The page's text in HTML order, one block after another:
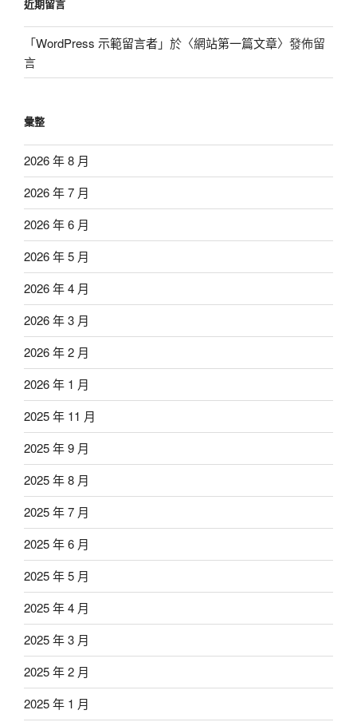
近期留言
「WordPress 示範留言者」於〈網站第一篇文章〉發佈留
言
彙整
2026 年 8 月
2026 年 7 月
2026 年 6 月
2026 年 5 月
2026 年 4 月
2026 年 3 月
2026 年 2 月
2026 年 1 月
2025 年 11 月
2025 年 9 月
2025 年 8 月
2025 年 7 月
2025 年 6 月
2025 年 5 月
2025 年 4 月
2025 年 3 月
2025 年 2 月
2025 年 1 月